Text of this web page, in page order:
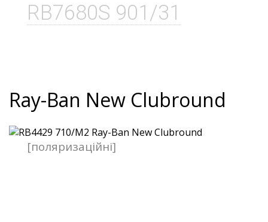
RB7680S 901/31
Ray-Ban New Clubround
[поляризаційні]